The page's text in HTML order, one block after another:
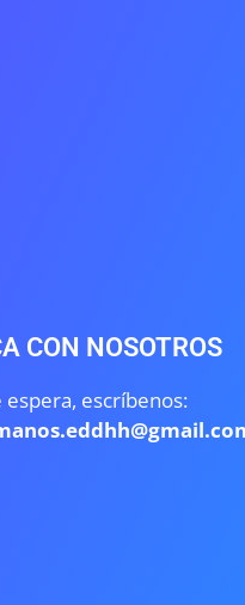
CON NOSOTROS
espera, escríbenos: